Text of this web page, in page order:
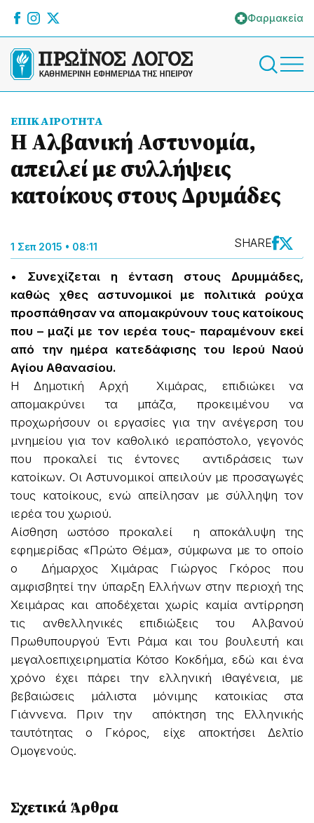
Φαρμακεία
ΕΠΙΚΑΙΡΟΤΗΤΑ
Η Αλβανική Αστυνομία,
απειλεί με συλλήψεις
κατοίκους στους Δρυμάδες
1 Σεπ 2015 • 08:11 SHARE
• Συνεχίζεται η ένταση στους Δρυμμάδες,
καθώς χθες αστυνομικοί με πολιτικά ρούχα
προσπάθησαν να απομακρύνουν τους κατοίκους
που – μαζί με τον ιερέα τους- παραμένουν εκεί
από την ημέρα κατεδάφισης του Ιερού Ναού
Αγίου Αθανασίου.
Η Δημοτική Αρχή Χιμάρας, επιδιώκει να
απομακρύνει τα μπάζα, προκειμένου να
προχωρήσουν οι εργασίες για την ανέγερση του
μνημείου για τον καθολικό ιεραπόστολο, γεγονός
που προκαλεί τις έντονες αντιδράσεις των
κατοίκων. Οι Αστυνομικοί απειλούν με προσαγωγές
τους κατοίκους, ενώ απείλησαν με σύλληψη τον
ιερέα του χωριού.
Αίσθηση ωστόσο προκαλεί η αποκάλυψη της
εφημερίδας «Πρώτο Θέμα», σύμφωνα με το οποίο
ο Δήμαρχος Χιμάρας Γιώργος Γκόρος που
αμφισβητεί την ύπαρξη Ελλήνων στην περιοχή της
Χειμάρας και αποδέχεται χωρίς καμία αντίρρηση
τις ανθελληνικές επιδιώξεις του Αλβανού
Πρωθυπουργού Έντι Ράμα και του βουλευτή και
μεγαλοεπιχειρηματία Κότσο Κοκδήμα, εδώ και ένα
χρόνο έχει πάρει την ελληνική ιθαγένεια, με
βεβαιώσεις μάλιστα μόνιμης κατοικίας στα
Γιάννενα. Πριν την απόκτηση της Ελληνικής
ταυτότητας ο Γκόρος, είχε αποκτήσει Δελτίο
Ομογενούς.
Σχετικά Άρθρα